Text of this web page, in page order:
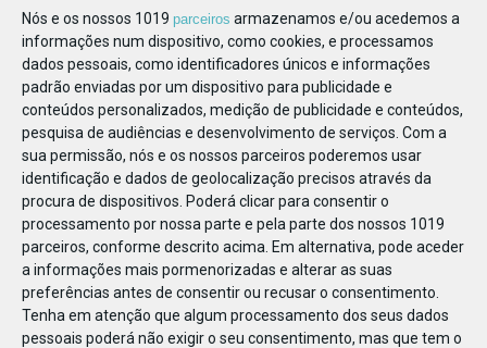
Nós e os nossos 1019 parceiros armazenamos e/ou acedemos a
informações num dispositivo, como cookies, e processamos
dados pessoais, como identificadores únicos e informações
padrão enviadas por um dispositivo para publicidade e
conteúdos personalizados, medição de publicidade e conteúdos,
pesquisa de audiências e desenvolvimento de serviços. Com a
sua permissão, nós e os nossos parceiros poderemos usar
identificação e dados de geolocalização precisos através da
procura de dispositivos. Poderá clicar para consentir o
processamento por nossa parte e pela parte dos nossos 1019
parceiros, conforme descrito acima. Em alternativa, pode aceder
a informações mais pormenorizadas e alterar as suas
preferências antes de consentir ou recusar o consentimento.
Tenha em atenção que algum processamento dos seus dados
pessoais poderá não exigir o seu consentimento, mas que tem o
84422787494521